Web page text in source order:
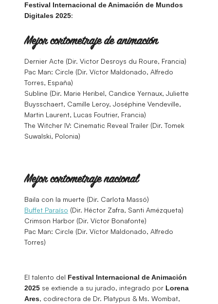
Festival Internacional de Animación de Mundos
Digitales 2025:
Mejor cortometraje de animación
Dernier Acte (Dir. Victor Desroys du Roure, Francia)
Pac Man: Circle (Dir. Víctor Maldonado, Alfredo
Torres, España)
Subline (Dir. Marie Heribel, Candice Yernaux, Juliette
Buysschaert, Camille Leroy, Joséphine Vendeville,
Martin Laurent, Lucas Foutrier, Francia)
The Witcher IV: Cinematic Reveal Trailer (Dir. Tomek
Suwalski, Polonia)
Mejor cortometraje nacional
Baila con la muerte (Dir. Carlota Massó)
Buffet Paraíso (Dir. Héctor Zafra, Santi Amézqueta)
Crimson Harbor (Dir. Víctor Bonafonte)
Pac Man: Circle (Dir. Víctor Maldonado, Alfredo
Torres)
El talento del Festival Internacional de Animación
2025 se extiende a su jurado, integrado por Lorena
Ares, codirectora de Dr. Platypus & Ms. Wombat,